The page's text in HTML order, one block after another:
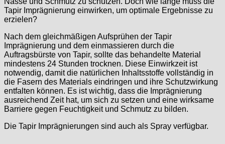
Tapir Imprägnierung einwirken, um optimale Ergebnisse zu
erzielen?
Nach dem gleichmäßigen Aufsprühen der Tapir
Imprägnierung und dem einmassieren durch die
Auftragsbürste von Tapir, sollte das behandelte Material
mindestens 24 Stunden trocknen. Diese Einwirkzeit ist
notwendig, damit die natürlichen Inhaltsstoffe vollständig in
die Fasern des Materials eindringen und ihre Schutzwirkung
entfalten können. Es ist wichtig, dass die Imprägnierung
ausreichend Zeit hat, um sich zu setzen und eine wirksame
Barriere gegen Feuchtigkeit und Schmutz zu bilden.
Die Tapir Imprägnierungen sind auch als Spray verfügbar.